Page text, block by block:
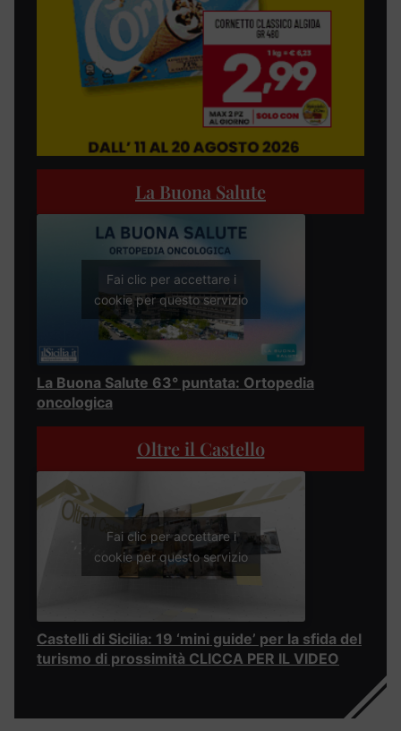
La Buona Salute
Fai clic per accettare i
cookie per questo servizio
La Buona Salute 63° puntata: Ortopedia
oncologica
Oltre il Castello
Fai clic per accettare i
cookie per questo servizio
Castelli di Sicilia: 19 ‘mini guide’ per la sfida del
turismo di prossimità CLICCA PER IL VIDEO